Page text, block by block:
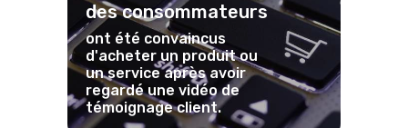
des consommateurs
ont été convaincus
d'acheter un produit ou
un service après avoir
regardé une vidéo de
témoignage client.